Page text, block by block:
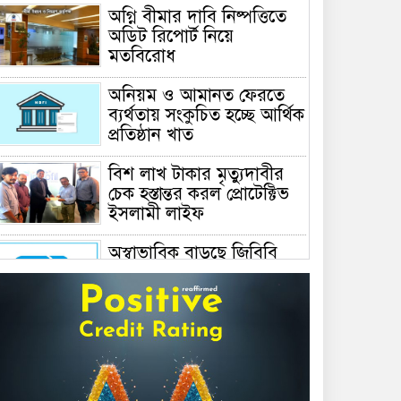
অগ্নি বীমার দাবি নিষ্পত্তিতে
অডিট রিপোর্ট নিয়ে
মতবিরোধ
অনিয়ম ও আমানত ফেরতে
ব্যর্থতায় সংকুচিত হচ্ছে আর্থিক
প্রতিষ্ঠান খাত
বিশ লাখ টাকার মৃত্যুদাবীর
চেক হস্তান্তর করল প্রোটেক্টিভ
ইসলামী লাইফ
অস্বাভাবিক বাড়ছে জিবিবি
পাওয়ারের শেয়ার দর,
ডিএসইর সতর্কবার্তা